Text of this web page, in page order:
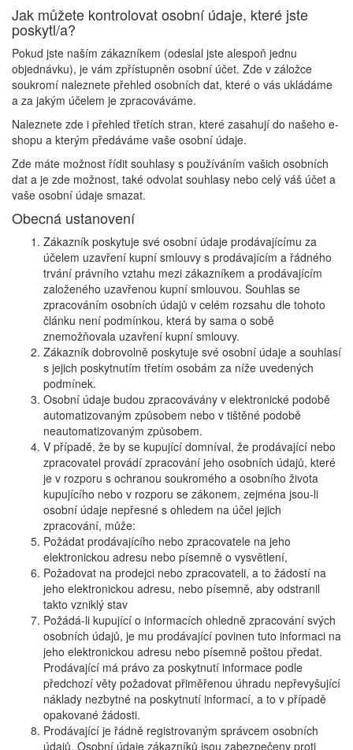
Jak můžete kontrolovat osobní údaje, které jste
poskytl/a?
Pokud jste naším zákazníkem (odeslal jste alespoň jednu
objednávku), je vám zpřístupněn osobní účet. Zde v záložce
soukromí naleznete přehled osobních dat, které o vás ukládáme
a za jakým účelem je zpracováváme.
Naleznete zde i přehled třetích stran, které zasahují do našeho e-
shopu a kterým předáváme vaše osobní údaje.
Zde máte možnost řídit souhlasy s používáním vašich osobních
dat a je zde možnost, také odvolat souhlasy nebo celý váš účet a
vaše osobní údaje smazat.
Obecná ustanovení
Zákazník poskytuje své osobní údaje prodávajícímu za
účelem uzavření kupní smlouvy s prodávajícím a řádného
trvání právního vztahu mezi zákazníkem a prodávajícím
založeného uzavřenou kupní smlouvou. Souhlas se
zpracováním osobních údajů v celém rozsahu dle tohoto
článku není podmínkou, která by sama o sobě
znemožňovala uzavření kupní smlouvy.
Zákazník dobrovolně poskytuje své osobní údaje a souhlasí
s jejich poskytnutím třetím osobám za níže uvedených
podmínek.
Osobní údaje budou zpracovávány v elektronické podobě
automatizovaným způsobem nebo v tištěné podobě
neautomatizovaným způsobem.
V případě, že by se kupující domníval, že prodávající nebo
zpracovatel provádí zpracování jeho osobních údajů, které
je v rozporu s ochranou soukromého a osobního života
kupujícího nebo v rozporu se zákonem, zejména jsou-li
osobní údaje nepřesné s ohledem na účel jejich
zpracování, může:
Požádat prodávajícího nebo zpracovatele na jeho
elektronickou adresu nebo písemně o vysvětlení,
Požadovat na prodejci nebo zpracovateli, a to žádostí na
jeho elektronickou adresu, nebo písemně, aby odstranil
takto vzniklý stav
Požádá-li kupující o informacích ohledně zpracování svých
osobních údajů, je mu prodávající povinen tuto informaci na
jeho elektronickou adresu nebo písemně poštou předat.
Prodávající má právo za poskytnutí informace podle
předchozí věty požadovat přiměřenou úhradu nepřevyšující
náklady nezbytné na poskytnutí informací, a to v případě
opakované žádosti.
Prodávající je řádně registrovaným správcem osobních
údajů. Osobní údaje zákazníků jsou zabezpečeny proti